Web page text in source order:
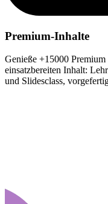
Premium-Inhalte
Genieße +15000
einsatzbereiten Inhalt:
und Slidesclass,